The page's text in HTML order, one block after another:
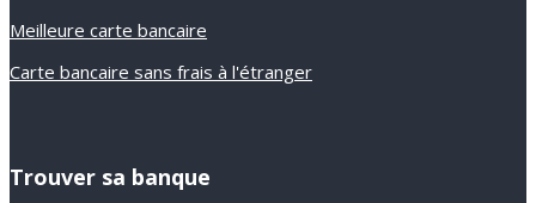
Meilleure carte bancaire
Carte bancaire sans frais à l'étranger
Trouver sa banque